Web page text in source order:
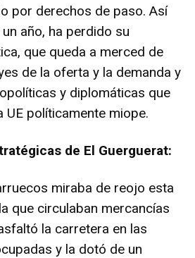
por derechos de paso. Así
año, ha perdido su
que queda a merced de
de la oferta y la demanda y
y diplomáticas que
UE políticamente miope.
de El Guerguerat:
miraba de reojo esta
que circulaban mercancías
la carretera en las
y la dotó de un